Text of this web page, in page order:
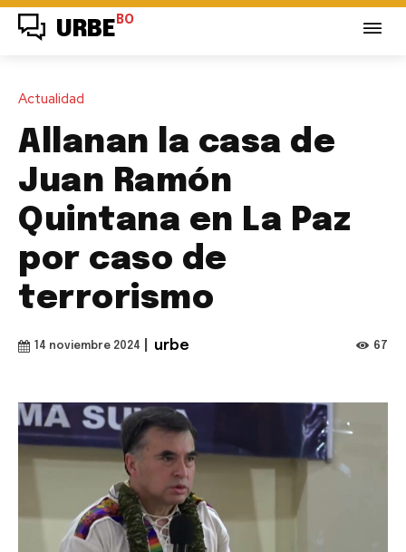
URBE BO
Actualidad
Allanan la casa de
Juan Ramón
Quintana en La Paz
por caso de
terrorismo
14 noviembre 2024 urbe 67